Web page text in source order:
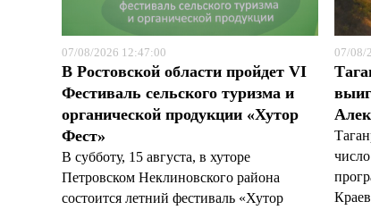
07/08/2026 12:47:00
В Ростовской области пройдет VI
Фестиваль сельского туризма и
органической продукции «Хутор
Фест»
В субботу, 15 августа, в хуторе
Петровском Неклиновского района
состоится летний фестиваль «Хутор
07/08/